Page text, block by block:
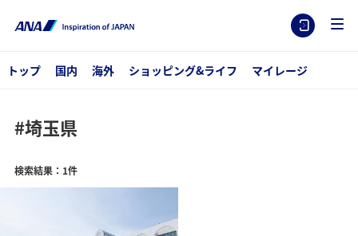
トップ 国内 海外 ショッピング&ライフ マイレージ
#埼玉県
検索結果：1件